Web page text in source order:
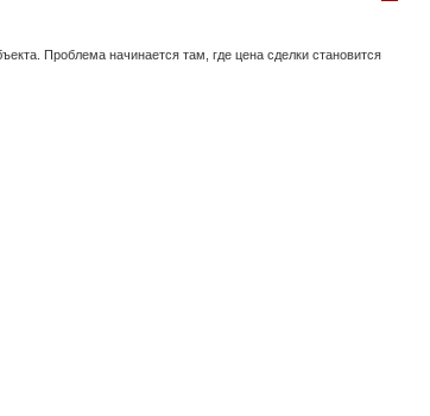
Проблема начинается там, где цена сделки становится